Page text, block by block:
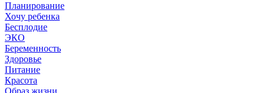
Планирование
Хочу ребенка
Бесплодие
ЭКО
Беременность
Здоровье
Питание
Красота
Образ жизни